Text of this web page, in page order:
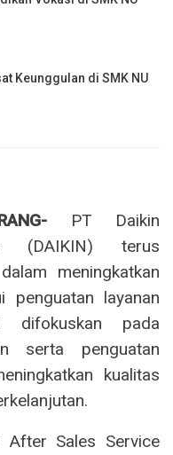
Keunggulan di SMK NU
PT Daikin
(DAIKIN) terus
meningkatkan
penguatan layanan
pada
serta penguatan
kualitas
After Sales Service